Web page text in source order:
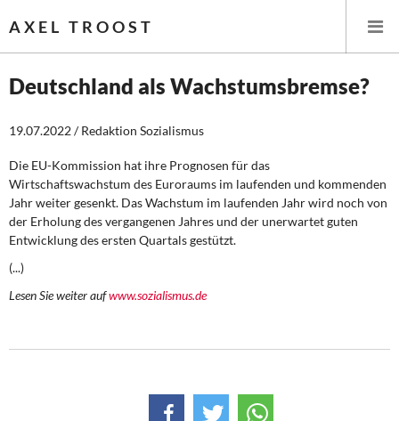
AXEL TROOST
Themen
Leitlinien linker Wirtschafts- und Finanzpolitik
Wirtschaftspolitik
Steuer- und Finanzpolitik
Deutschland als Wachstumsbremse?
19.07.2022 / Redaktion Sozialismus
Die EU-Kommission hat ihre Prognosen für das
Wirtschaftswachstum des Euroraums im laufenden und kommenden
Jahr weiter gesenkt. Das Wachstum im laufenden Jahr wird noch von
der Erholung des vergangenen Jahres und der unerwartet guten
Entwicklung des ersten Quartals gestützt.
(...)
Lesen Sie weiter aufwww.sozialismus.de